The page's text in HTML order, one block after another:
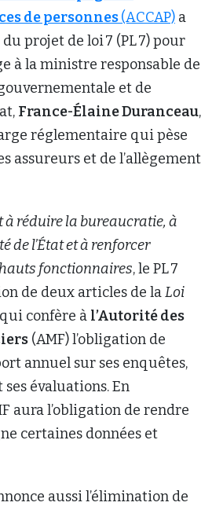
de personnes(ACCAP) a
projet de loi 7 (PL 7) pour
à la ministre responsable de
et de
France-Élaine Duranceau,
réglementaire qui pèse
assureurs et de l’allègement
à réduire la bureaucratie, à
de l’État et à renforcer
fonctionnaires, le PL 7
de deux articles de laLoi
qui confère à l’Autorité des
(AMF) l’obligation de
annuel sur ses enquêtes,
évaluations. En
aura l’obligation de rendre
certaines données et
aussi l’élimination de